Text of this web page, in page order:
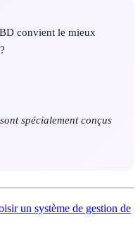
convient le mieux
spécialement conçus
un système de gestion de